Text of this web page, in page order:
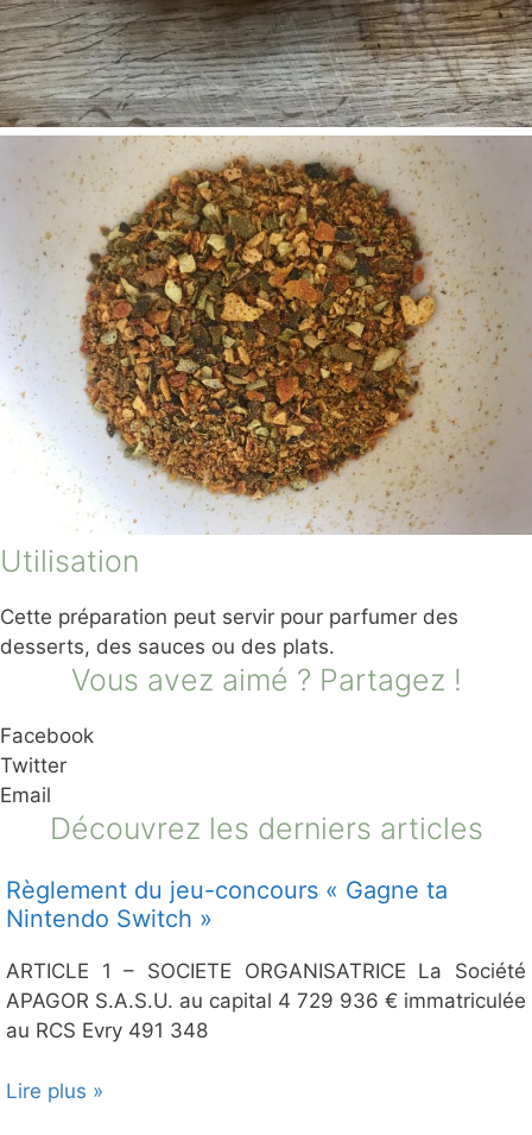
Utilisation
Cette préparation peut servir pour parfumer des
desserts, des sauces ou des plats.
Vous avez aimé ? Partagez !
Facebook
Twitter
Email
Découvrez les derniers articles
Règlement du jeu-concours « Gagne ta
Nintendo Switch »
ARTICLE 1 – SOCIETE ORGANISATRICE La Société
APAGOR S.A.S.U. au capital 4 729 936 € immatriculée
au RCS Evry 491 348
Lire plus »